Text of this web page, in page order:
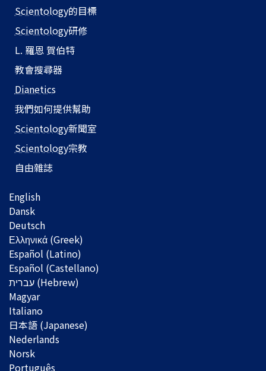
Scientology的目標
Scientology研修
L. 羅恩 賀伯特
教會搜尋器
Dianetics
我們如何提供幫助
Scientology新聞室
Scientology宗教
自由雜誌
English
Dansk
Deutsch
Ελληνικά (Greek)
Español (Latino)
Español (Castellano)
Magyar
Italiano
日本語 (Japanese)
Nederlands
Norsk
Português